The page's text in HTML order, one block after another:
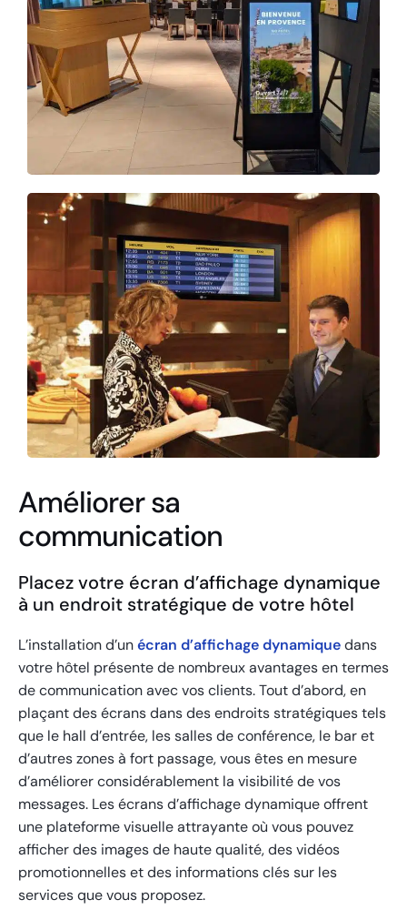
Améliorer sa
communication
Placez votre écran d’affichage dynamique
à un endroit stratégique de votre hôtel
L’installation d’unécran d’affichage dynamiquedans
votre hôtel présente de nombreux avantages en termes
de communication avec vos clients. Tout d’abord, en
plaçant des écrans dans des endroits stratégiques tels
que le hall d’entrée, les salles de conférence, le bar et
d’autres zones à fort passage, vous êtes en mesure
d’améliorer considérablement la visibilité de vos
messages. Les écrans d’affichage dynamique offrent
une plateforme visuelle attrayante où vous pouvez
afficher des images de haute qualité, des vidéos
promotionnelles et des informations clés sur les
services que vous proposez.